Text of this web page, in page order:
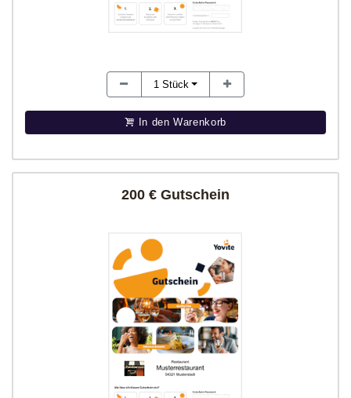
1 Stück
In den Warenkorb
200 € Gutschein